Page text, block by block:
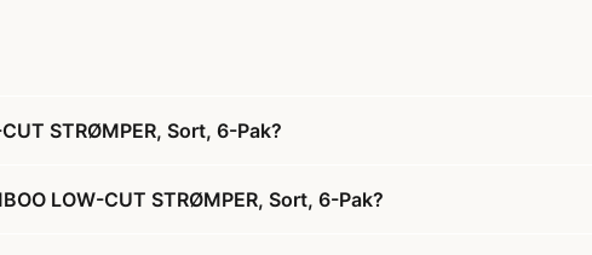
STRØMPER, Sort, 6-Pak?
LOW-CUT STRØMPER, Sort, 6-Pak?